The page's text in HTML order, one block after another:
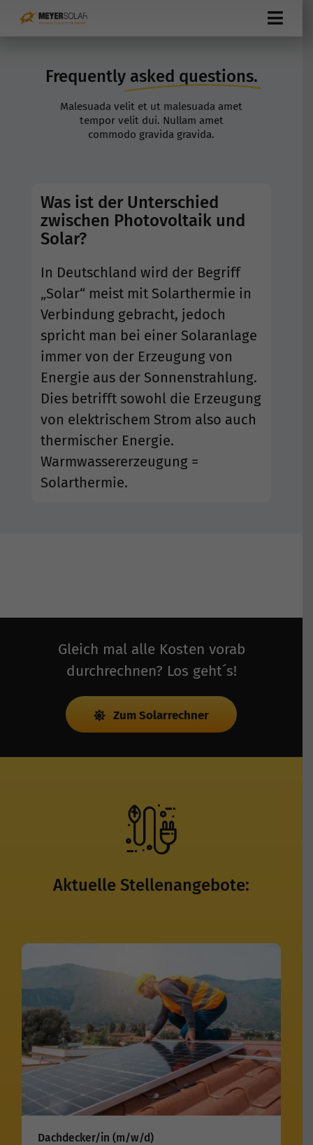
Inhalt
Referenzen
Jobangebote
Frequently asked questions.
Malesuada velit et ut malesuada amet
tempor velit dui. Nullam amet
commodo gravida gravida.
Was ist der Unterschied
zwischen Photovoltaik und
Solar?
In Deutschland wird der Begriff
„Solar“ meist mit Solarthermie in
Verbindung gebracht, jedoch
spricht man bei einer Solaranlage
immer von der Erzeugung von
Energie aus der Sonnenstrahlung.
Dies betrifft sowohl die Erzeugung
von elektrischem Strom also auch
thermischer Energie.
Warmwassererzeugung =
Solarthermie.
Gleich mal alle Kosten vorab
durchrechnen? Los geht´s!
Zum Solarrechner
Aktuelle Stellenangebote:
Dachdecker/in (m/w/d)